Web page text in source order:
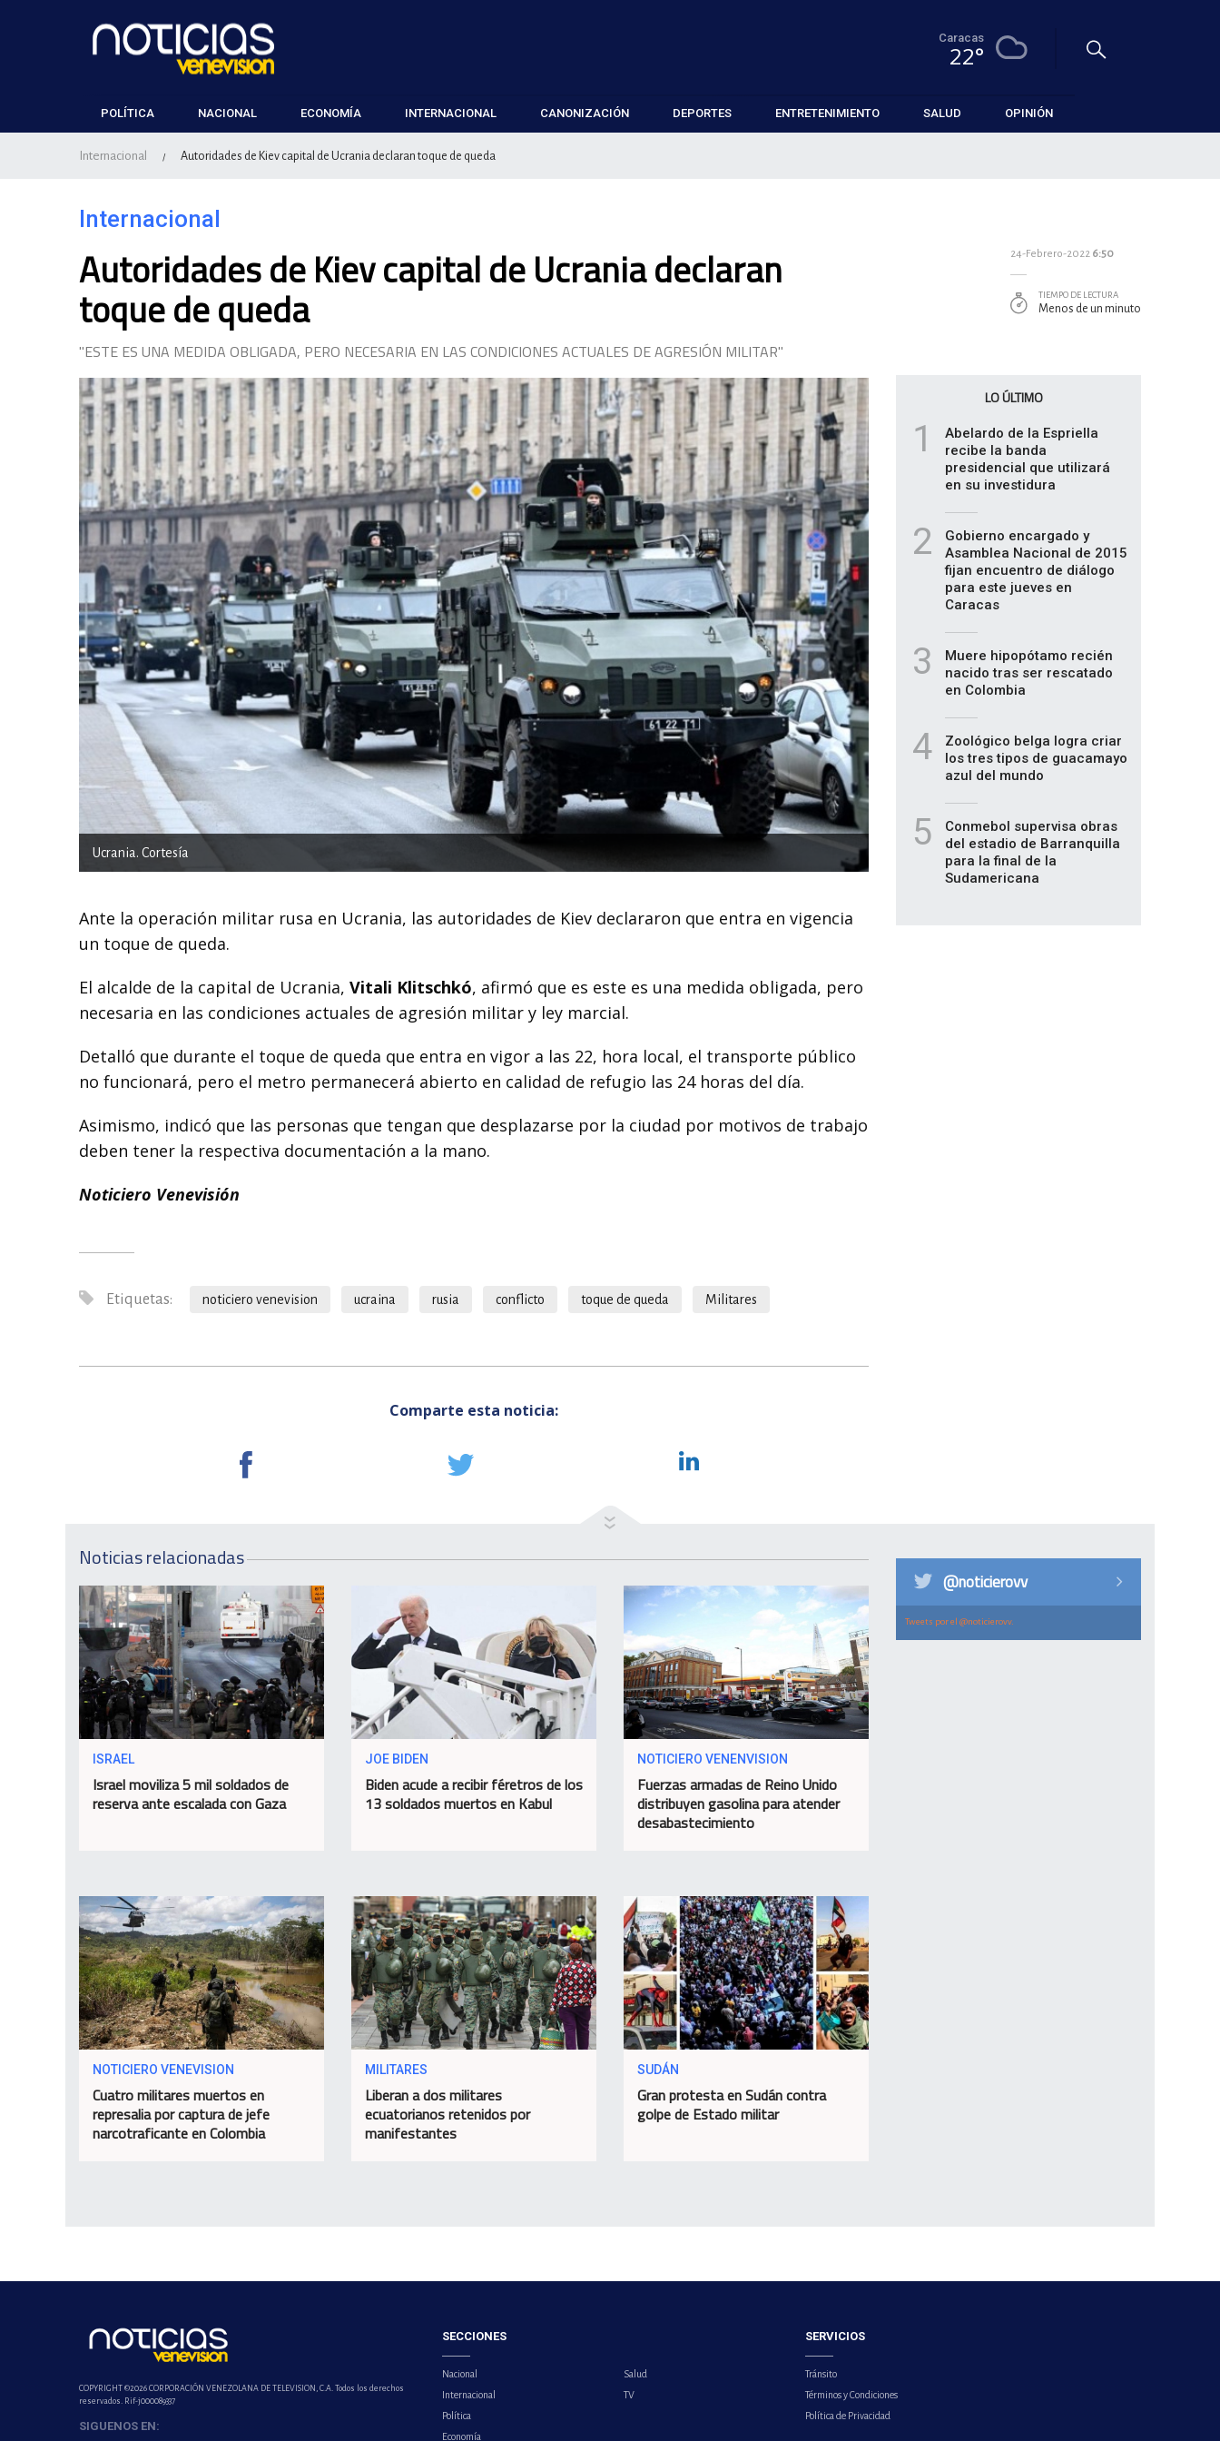
Caracas
22°
POLÍTICA NACIONAL ECONOMÍA INTERNACIONAL CANONIZACIÓN DEPORTES ENTRETENIMIENTO SALUD OPINIÓN
Internacional / Autoridades de Kiev capital de Ucrania declaran toque de queda
Internacional
Autoridades de Kiev capital de Ucrania declaran
toque de queda
"ESTE ES UNA MEDIDA OBLIGADA, PERO NECESARIA EN LAS CONDICIONES ACTUALES DE AGRESIÓN MILITAR"
Ucrania. Cortesía
Ante la operación militar rusa en Ucrania, las autoridades de Kiev declararon que entra en vigencia
un toque de queda.
El alcalde de la capital de Ucrania, Vitali Klitschkó, afirmó que es este es una medida obligada, pero
necesaria en las condiciones actuales de agresión militar y ley marcial.
Detalló que durante el toque de queda que entra en vigor a las 22, hora local, el transporte público
no funcionará, pero el metro permanecerá abierto en calidad de refugio las 24 horas del día.
Asimismo, indicó que las personas que tengan que desplazarse por la ciudad por motivos de trabajo
deben tener la respectiva documentación a la mano.
Noticiero Venevisión
Etiquetas: noticiero venevision ucraina rusia conflicto toque de queda Militares
Comparte esta noticia:
24-Febrero-2022 6:50
TIEMPO DE LECTURA
Menos de un minuto
LO ÚLTIMO
1
Abelardo de la Espriella
recibe la banda
presidencial que utilizará
en su investidura
2
Gobierno encargado y
Asamblea Nacional de 2015
fijan encuentro de diálogo
para este jueves en
Caracas
3
Muere hipopótamo recién
nacido tras ser rescatado
en Colombia
4
Zoológico belga logra criar
los tres tipos de guacamayo
azul del mundo
5
Conmebol supervisa obras
del estadio de Barranquilla
para la final de la
Sudamericana
Noticias relacionadas
ISRAEL
Israel moviliza 5 mil soldados de
reserva ante escalada con Gaza
JOE BIDEN
Biden acude a recibir féretros de los
13 soldados muertos en Kabul
NOTICIERO VENENVISION
Fuerzas armadas de Reino Unido
distribuyen gasolina para atender
desabastecimiento
NOTICIERO VENEVISION
Cuatro militares muertos en
represalia por captura de jefe
narcotraficante en Colombia
MILITARES
Liberan a dos militares
ecuatorianos retenidos por
manifestantes
SUDÁN
Gran protesta en Sudán contra
golpe de Estado militar
@noticierovv
Tweets por el @noticierovv.
COPYRIGHT ©2026 CORPORACIÓN VENEZOLANA DE TELEVISION, C.A. Todos los derechos
reservados. Rif-j000089337
SIGUENOS EN:
SECCIONES
Nacional
Internacional
Política
Economía
Salud
TV
SERVICIOS
Tránsito
Términos y Condiciones
Política de Privacidad